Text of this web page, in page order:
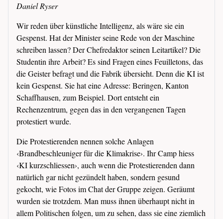
Daniel Ryser
Wir reden über künstliche Intelligenz, als wäre sie ein
Gespenst. Hat der Minister seine Rede von der Maschine
schreiben lassen? Der Chefredaktor seinen Leitartikel? Die
Studentin ihre Arbeit? Es sind Fragen eines Feuilletons, das
die Geister befragt und die Fabrik übersieht. Denn die KI ist
kein Gespenst. Sie hat eine Adresse: Beringen, Kanton
Schaffhausen, zum Beispiel. Dort entsteht ein
Rechenzentrum, gegen das in den vergangenen Tagen
protestiert wurde.
Die Protestierenden nennen solche Anlagen
‹Brandbeschleuniger für die Klimakrise›. Ihr Camp hiess
‹KI kurzschliessen›, auch wenn die Protestierenden dann
natürlich gar nicht gezündelt haben, sondern gesund
gekocht, wie Fotos im Chat der Gruppe zeigen. Geräumt
wurden sie trotzdem. Man muss ihnen überhaupt nicht in
allem Politischen folgen, um zu sehen, dass sie eine ziemlich